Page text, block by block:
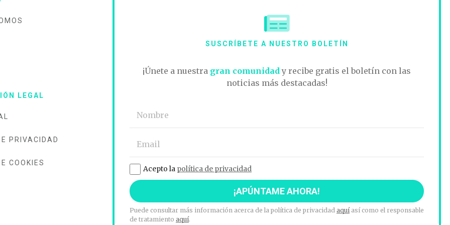
LEGAL
PRIVACIDAD
COOKIES
SUSCRÍBETE A NUESTRO BOLETÍN
¡Únete a nuestra gran comunidady recibe gratis el boletín con las
noticias más destacadas!
Acepto la política de privacidad
Puede consultar más información acerca de la política de privacidad aquíasí como el responsable
de tratamiento aquí.